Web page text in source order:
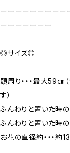
ーーーーーーーー
ーーーーーーー
◎サイズ◎
頭周り・・・最大59
す）
ふんわりと置いた時の
ふんわりと置いた時の
お花の直径約・・・約